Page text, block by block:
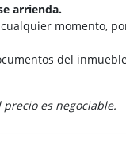
arrienda.
momento,
del
es negociable.